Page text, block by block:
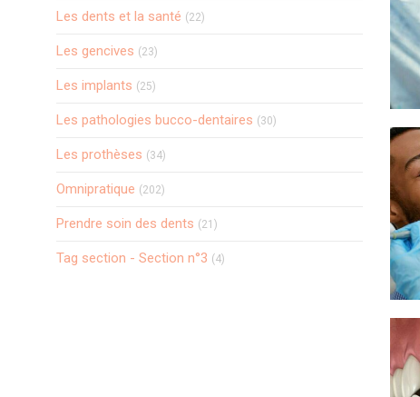
Les dents et la santé (22)
Les gencives (23)
Les implants (25)
Les pathologies bucco-dentaires (30)
Les prothèses (34)
Omnipratique (202)
Prendre soin des dents (21)
Tag section - Section n°3 (4)